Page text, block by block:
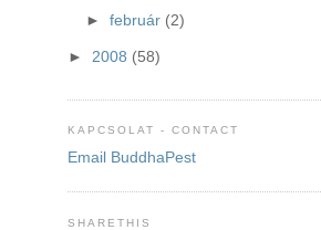
► február (2)
► 2008 (58)
KAPCSOLAT - CONTACT
Email BuddhaPest
SHARETHIS